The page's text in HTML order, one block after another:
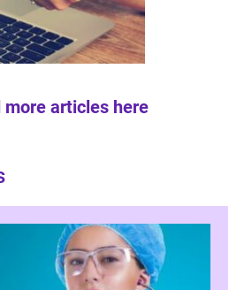
more articles here